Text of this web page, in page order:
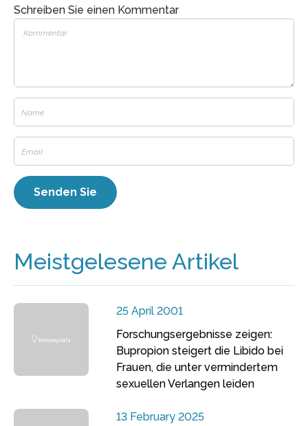
Schreiben Sie einen Kommentar
Meistgelesene Artikel
25 April 2001
Forschungsergebnisse zeigen:
Bupropion steigert die Libido bei
Frauen, die unter vermindertem
sexuellen Verlangen leiden
13 February 2025